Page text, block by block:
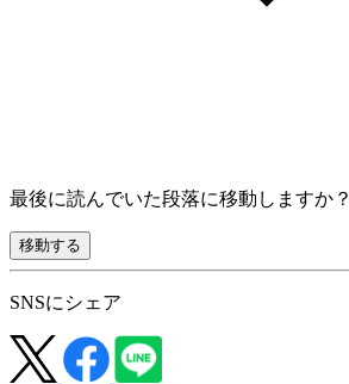
最後に読んでいた段落に移動しますか？
移動する
SNSにシェア